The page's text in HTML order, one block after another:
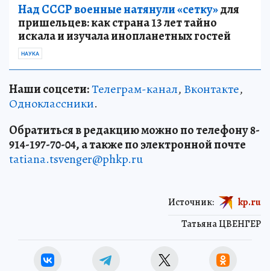
Над СССР военные натянули «сетку»для
пришельцев: как страна 13 лет тайно
искала и изучала инопланетных гостей
НАУКА
Наши соцсети:Телеграм-канал, Вконтакте,
Одноклассники.
Обратиться в редакцию можно по телефону 8-
914-197-70-04, а также по электронной почте
tatiana.tsvenger@phkp.ru
Татьяна ЦВЕНГЕР
Источник: kp.ru